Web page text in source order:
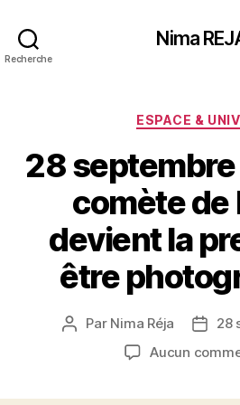
Recherche
Nima
ESPACE &
28 septembre
comète de
devient la
être
Auteur
Par Nima Réja
Date
28
Aucun